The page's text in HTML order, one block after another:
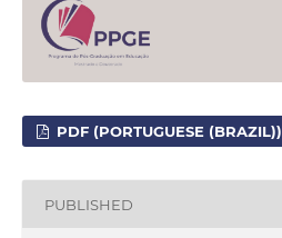
PDF (PORTUGUESE (BRAZIL))
PUBLISHED